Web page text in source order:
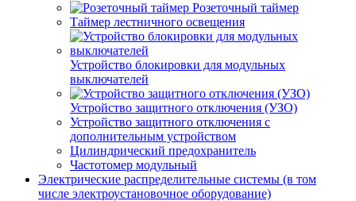
Розеточный таймер
Таймер лестничного освещения
Устройство блокировки для модульных
выключателей
Устройство защитного отключения (УЗО)
Устройство защитного отключения с
дополнительным устройством
Цилиндрический предохранитель
Частотомер модульный
Электрические распределительные системы (в том
числе электроустановочное оборудование)